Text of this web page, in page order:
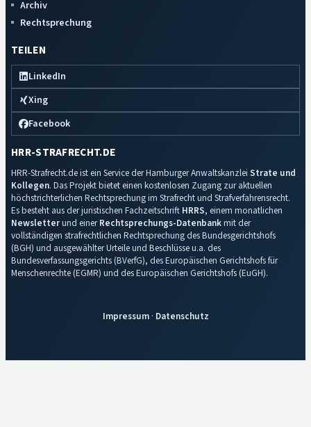
Archiv
Rechtsprechung
TEILEN
LinkedIn
Xing
Facebook
HRR-STRAFRECHT.DE
HRR-Strafrecht.de ist ein Service der Hamburger Anwaltskanzlei Strate und
Kollegen. Das Projekt bietet einen kostenlosen Zugang zur aktuellen
höchstrichterlichen Rechtsprechung im Strafrecht und Strafverfahrensrecht.
Es besteht aus der juristischen Fachzeitschrift HRRS, einem monatlichen
Newsletterund einerRechtsprechungs-Datenbankmit der
vollständigen strafrechtlichen Rechtsprechung des Bundesgerichtshofs
(BGH) und ausgewählter Urteile und Beschlüsse u.a. des
Bundesverfassungsgerichts (BVerfG), des Europäischen Gerichtshofs für
Menschenrechte (EGMR) und des Europäischen Gerichtshofs (EuGH).
Impressum· Datenschutz